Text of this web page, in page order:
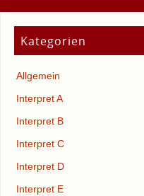
Kategorien
Allgemein
Interpret A
Interpret B
Interpret C
Interpret D
Interpret E